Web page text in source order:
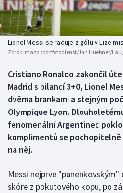
Basketbal
Biatlon
Box
Curling
Dostihy
Florbal
Futsal
Historické návraty
Aplikace ČT sport
Lionel Messi se raduje z gólu v Lize
Zdroj: imago sportfotodienst/Jan Huebner/
Cristiano Ronaldo zakončil
Madrid s bilancí 3+0, Lionel
dvěma brankami a stejným
Olympique Lyon.
fenomenální Argentinec
komplimentů se pochopitelně
na něj.
Messi nejprve
skóre z pokutového kopu, po